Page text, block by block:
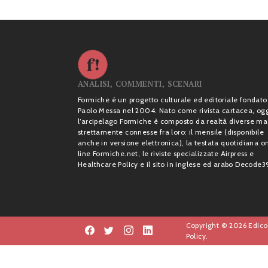
ANALISI, COMMENTI, SCENARI
Formiche è un progetto culturale ed editoriale fondato
Paolo Messa nel 2004. Nato come rivista cartacea,
l’arcipelago Formiche è composto da realtà diverse ma
strettamente connesse fra loro: il mensile (disponibile
anche in versione elettronica), la testata quotidiana
line Formiche.net, le riviste specializzate Airpress e
Healthcare Policy e il sito in inglese ed arabo
Copyright © 2026
Policy.